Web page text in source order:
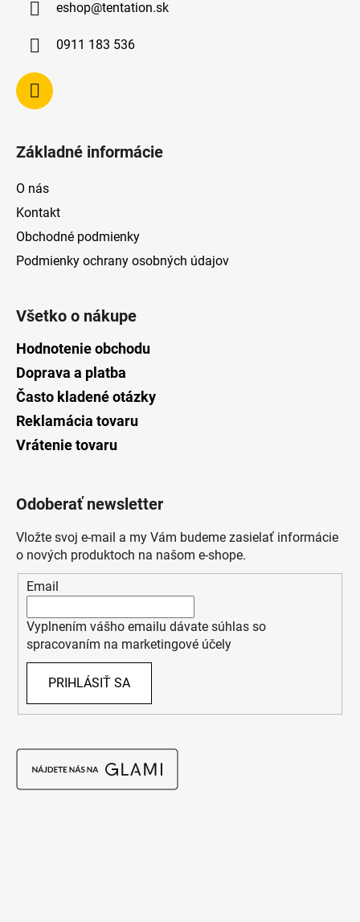
eshop@tentation.sk
0911 183 536
Základné informácie
O nás
Kontakt
Obchodné podmienky
Podmienky ochrany osobných údajov
Všetko o nákupe
Hodnotenie obchodu
Doprava a platba
Často kladené otázky
Reklamácia tovaru
Vrátenie tovaru
Odoberať newsletter
Vložte svoj e-mail a my Vám budeme zasielať informácie
o nových produktoch na našom e-shope.
Email
Vyplnením vášho emailu dávate súhlas so
spracovaním na marketingové účely
PRIHLÁSIŤ SA